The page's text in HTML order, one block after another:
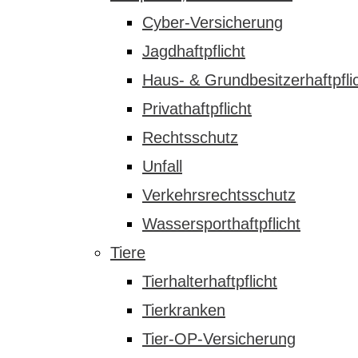
Cyber-Versicherung
Jagdhaftpflicht
Haus- &
Privathaftpflicht
Rechtsschutz
Unfall
Verkehrsrechtsschutz
Wassersporthaftpflicht
Tiere
Tierhalterhaftpflicht
Tierkranken
Tier-OP-Versicherung